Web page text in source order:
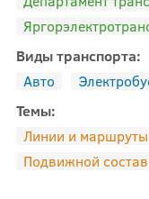
Виды транспорта:
Авто
Темы:
Линии и маршруты
Подвижной состав